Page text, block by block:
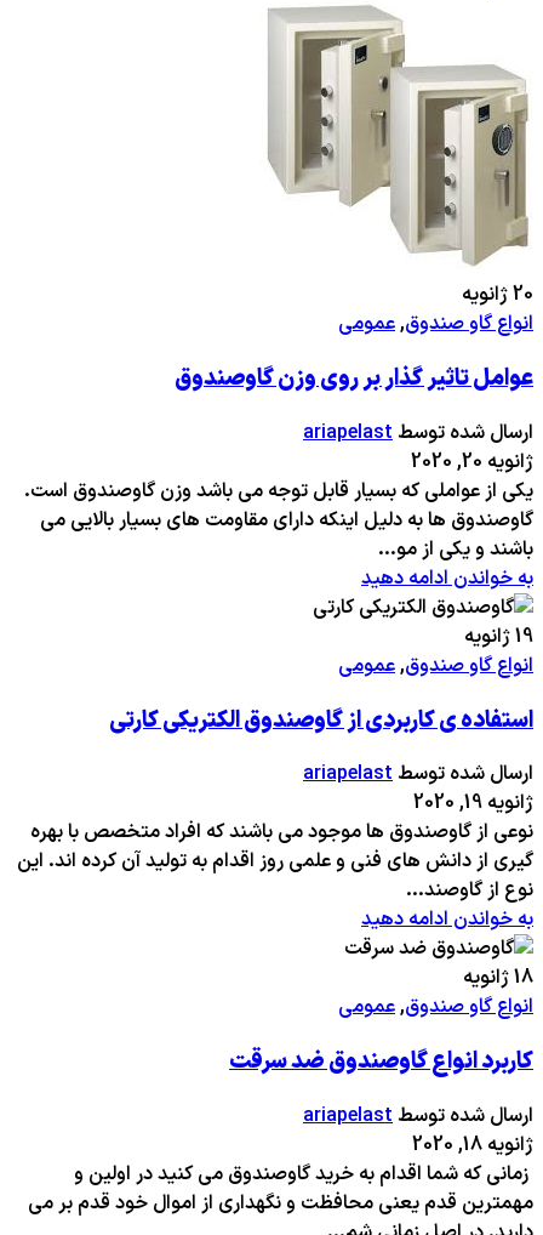
20ژانویه
انواع گاو صندوق,عمومی
عوامل تاثیر گذار بر روی وزن گاوصندوق
ارسال شده توسط ariapelast
ژانویه 20, 2020
یکی از عواملی که بسیار قابل توجه می باشد وزن گاوصندوق است.
گاوصندوق ها به دلیل اینکه دارای مقاومت های بسیار بالایی می
باشند و یکی از مو...
به خواندن ادامه دهید
19ژانویه
انواع گاو صندوق,عمومی
استفاده ی کاربردی از گاوصندوق الکتریکی کارتی
ارسال شده توسط ariapelast
ژانویه 19, 2020
نوعی از گاوصندوق ها موجود می باشند که افراد متخصص با بهره
گیری از دانش های فنی و علمی روز اقدام به تولید آن کرده اند. این
نوع از گاوصند...
به خواندن ادامه دهید
18ژانویه
انواع گاو صندوق,عمومی
کاربرد انواع گاوصندوق ضد سرقت
ارسال شده توسط ariapelast
ژانویه 18, 2020
زمانی که شما اقدام به خرید گاوصندوق می کنید در اولین و
مهمترین قدم یعنی محافظت و نگهداری از اموال خود قدم بر می